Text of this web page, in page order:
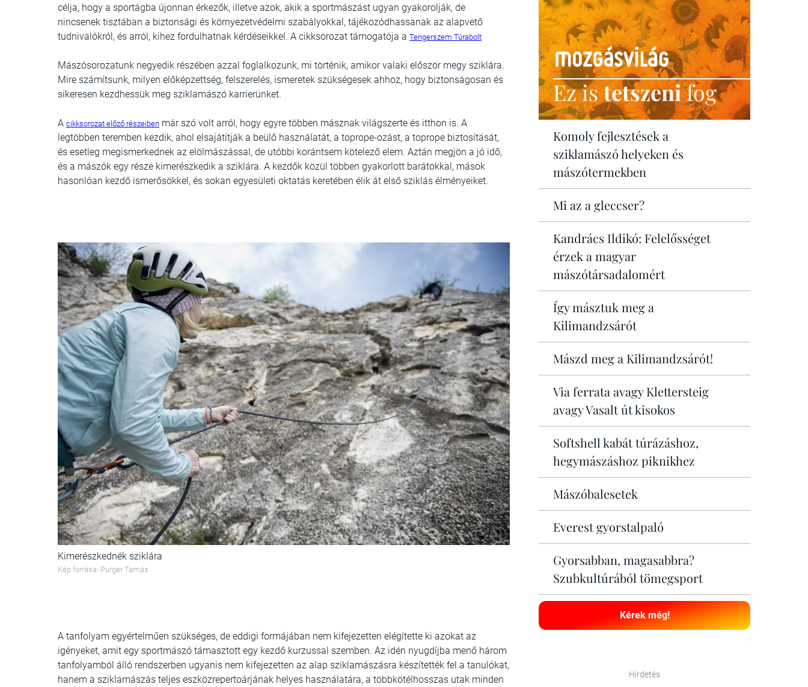
célja, hogy a sportágba újonnan érkezők, illetve azok, akik a sportmászást ugyan gyakorolják, de
nincsenek tisztában a biztonsági és környezetvédelmi szabályokkal, tájékozódhassanak az alapvető
tudnivalókról, és arról, kihez fordulhatnak kérdéseikkel. A cikksorozat támogatója a Tengerszem Túrabolt
Mászósorozatunk negyedik részében azzal foglalkozunk, mi történik, amikor valaki először megy sziklára.
Mire számítsunk, milyen előképzettség, felszerelés, ismeretek szükségesek ahhoz, hogy biztonságosan és
sikeresen kezdhessük meg sziklamászó karrierünket.
A cikksorozat előző részeiben már szó volt arról, hogy egyre többen másznak világszerte és itthon is. A
legtöbben teremben kezdik, ahol elsajátítják a beülő használatát, a toprope-ozást, a toprope biztosítását,
és esetleg megismerkednek az elölmászással, de utóbbi korántsem kötelező elem. Aztán megjön a jó idő,
és a mászók egy része kimerészkedik a sziklára. A kezdők közül többen gyakorlott barátokkal, mások
hasonlóan kezdő ismerősökkel, és sokan egyesületi oktatás keretében élik át első sziklás élményeiket.
Kimerészkednék sziklára
Kép forrása: Purger Tamás
A tanfolyam egyértelműen szükséges, de eddigi formájában nem kifejezetten elégítette ki azokat az
igényeket, amit egy sportmászó támasztott egy kezdő kurzussal szemben. Az idén nyugdíjba menő három
tanfolyamból álló rendszerben ugyanis nem kifejezetten az alap sziklamászásra készítették fel a tanulókat,
hanem a sziklamászás teljes eszközrepertoárjának helyes használatára, a többkötélhosszas utak minden
Ez istetszenifog
Komoly fejlesztések a
sziklamászó helyeken és
mászótermekben
Mi az a gleccser?
Kandrács Ildikó: Felelősséget
érzek a magyar
mászótársadalomért
Így másztuk meg a
Kilimandzsárót
Mászd meg a Kilimandzsárót!
Via ferrata avagy Klettersteig
avagy Vasalt út kisokos
Softshell kabát túrázáshoz,
hegymászáshoz piknikhez
Mászóbalesetek
Everest gyorstalpaló
Gyorsabban, magasabbra?
Szubkultúrából tömegsport
Kérek még!
Hirdetés